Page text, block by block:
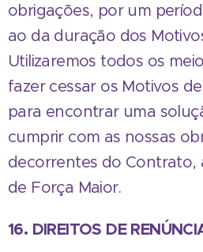
obrigações, por um
ao da duração dos
Utilizaremos todos os
fazer cessar os Motivos
para encontrar uma
cumprir com as nossas
decorrentes do Contrato,
de Força Maior.
16. DIREITOS DE